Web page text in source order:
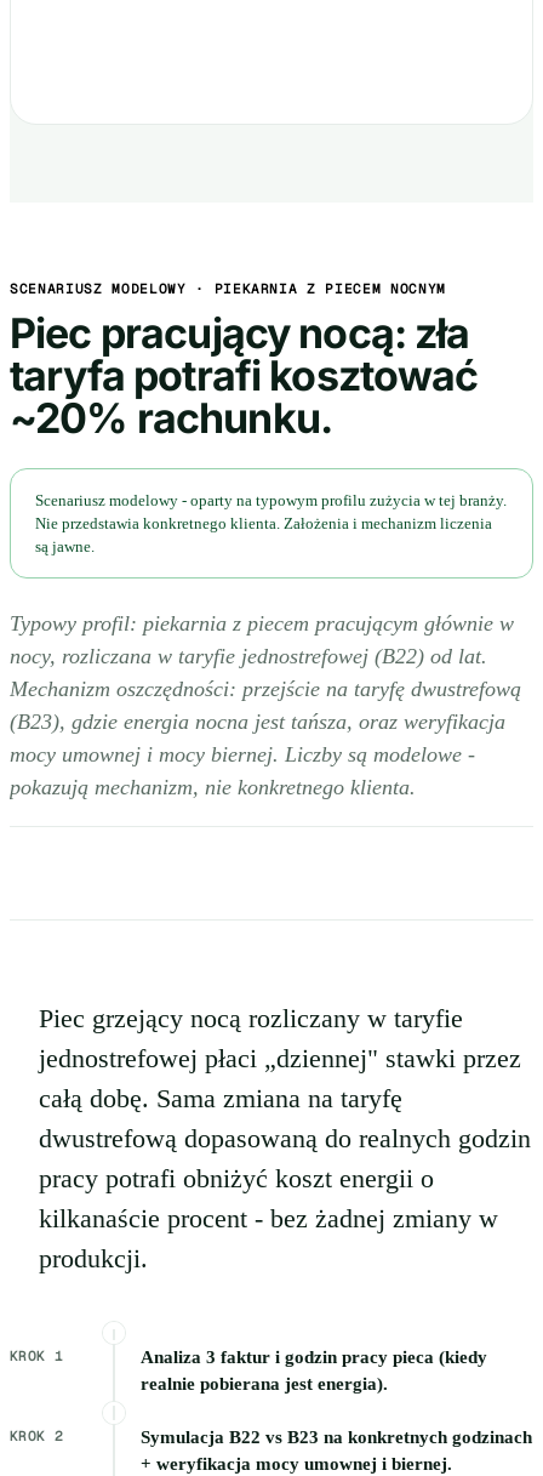
SCENARIUSZ MODELOWY · PIEKARNIA Z PIECEM NOCNYM
Piec pracujący nocą: zła
taryfa potrafi kosztować
~20% rachunku.
Scenariusz modelowy - oparty na typowym profilu zużycia w tej branży.
Nie przedstawia konkretnego klienta. Założenia i mechanizm liczenia
są jawne.
Typowy profil: piekarnia z piecem pracującym głównie w
nocy, rozliczana w taryfie jednostrefowej (B22) od lat.
Mechanizm oszczędności: przejście na taryfę dwustrefową
(B23), gdzie energia nocna jest tańsza, oraz weryfikacja
mocy umownej i mocy biernej. Liczby są modelowe -
pokazują mechanizm, nie konkretnego klienta.
Piec grzejący nocą rozliczany w taryfie
jednostrefowej płaci „dziennej" stawki przez
całą dobę. Sama zmiana na taryfę
dwustrefową dopasowaną do realnych godzin
pracy potrafi obniżyć koszt energii o
kilkanaście procent - bez żadnej zmiany w
produkcji.
KROK 1
Analiza 3 faktur i godzin pracy pieca (kiedy
realnie pobierana jest energia).
KROK 2
Symulacja B22 vs B23 na konkretnych godzinach
+ weryfikacja mocy umownej i biernej.